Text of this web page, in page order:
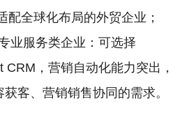
配全球化布局的外贸企业；
业服务类企业：可选择
CRM，营销自动化能力突出，
获客、营销销售协同的需求。